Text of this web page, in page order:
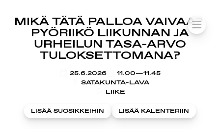
Siirry
sisältöön
SUOMIAREENA
MIKÄ TÄTÄ PALLOA VAIVAA?
PYÖRIIKÖ LIIKUNNAN JA
URHEILUN TASA-ARVO
TULOKSETTOMANA?
25.6.2026
KLO
11.00—11.45
SATAKUNTA-LAVA
LIIKE
LISÄÄ SUOSIKKEIHIN LISÄÄ KALENTERIIN